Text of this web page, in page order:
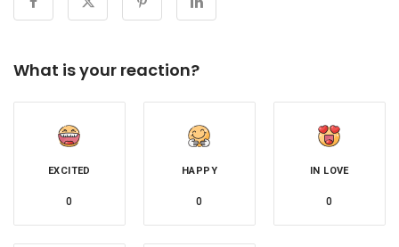
What is your reaction?
EXCITED
0
HAPPY
0
IN LOVE
0